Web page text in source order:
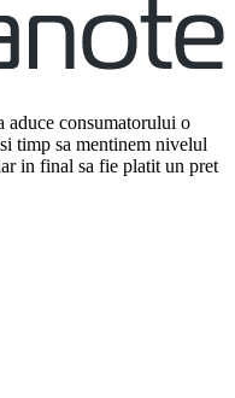
aduce consumatorului o
timp sa mentinem nivelul
in final sa fie platit un pret